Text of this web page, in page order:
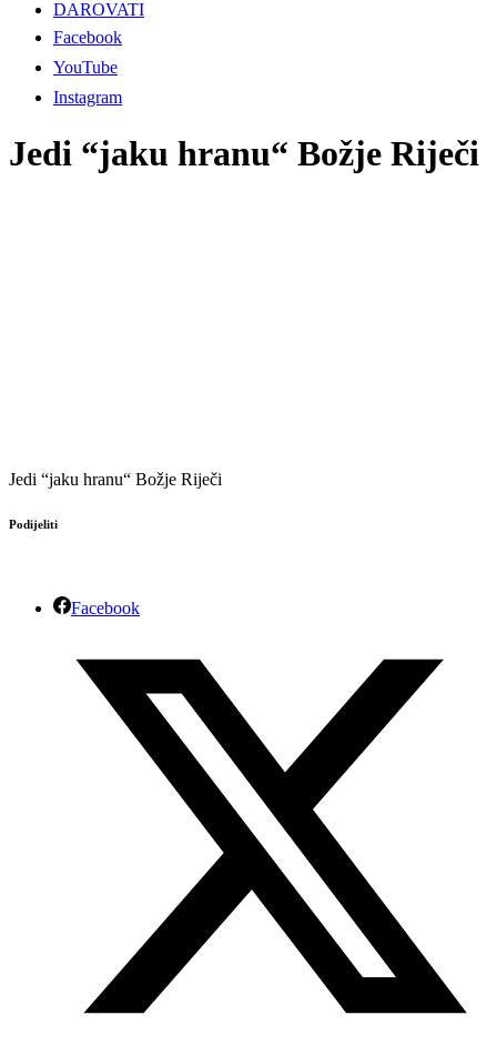
DAROVATI
Facebook
YouTube
Instagram
Jedi “jaku hranu“ Božje Riječi
Jedi “jaku hranu“ Božje Riječi
Podijeliti
Facebook